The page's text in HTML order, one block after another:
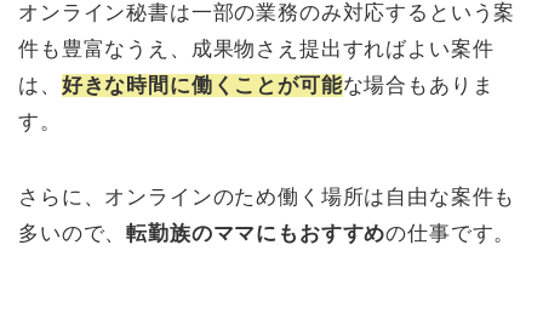
オンライン秘書は一部の業務のみ対応するという案
件も豊富なうえ、成果物さえ提出すればよい案件
は、 好きな時間に働くことが可能な場合もありま
す。
さらに、オンラインのため働く場所は自由な案件も
多いので、転勤族のママにもおすすめの仕事です。